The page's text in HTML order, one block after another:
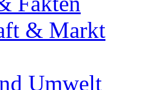
& Markt
Umwelt